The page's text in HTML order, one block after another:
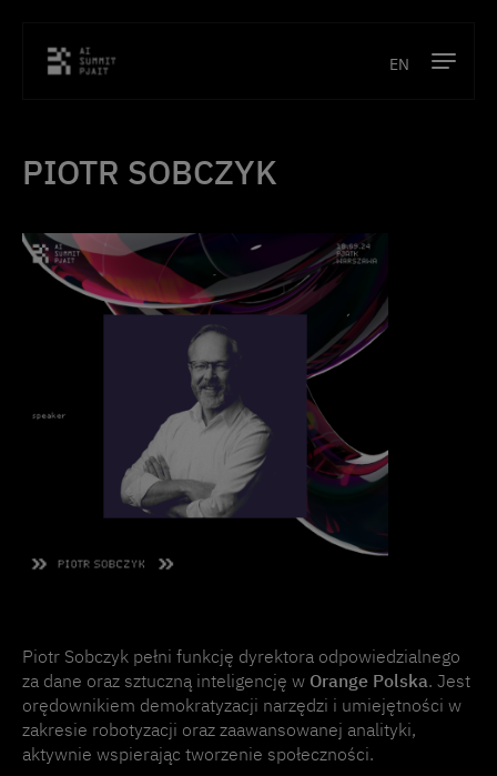
Prelegenci
Lokalizacja
Partnerzy
EN
PIOTR SOBCZYK
Piotr Sobczyk pełni funkcję dyrektora odpowiedzialnego
za dane oraz sztuczną inteligencję w Orange Polska. Jest
orędownikiem demokratyzacji narzędzi i umiejętności w
zakresie robotyzacji oraz zaawansowanej analityki,
aktywnie wspierając tworzenie społeczności.